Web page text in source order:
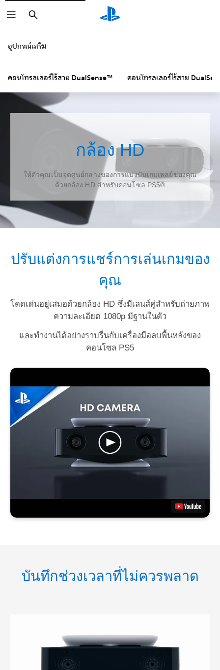
อุปกรณ์เสริม
คอนโทรลเลอร์ไร้สาย DualSense™ คอนโทรลเลอร์ไร้สาย
กล้อง HD
ให้ตัวคุณเป็นจุดศูนย์กลางของการแบ่งปันเกมเพลย์ของคุณ
ด้วยกล้อง HD สำหรับคอนโซล PS5®
ปรับแต่งการแชร์การเล่นเกมของ
คุณ
โดดเด่นอยู่เสมอด้วยกล้อง HD ซึ่งมีเลนส์คู่สำหรับถ่ายภาพ
ความละเอียด 1080p มีฐานในตัว
และทำงานได้อย่างราบรื่นกับเครื่องมือลบพื้นหลังของ
คอนโซล PS5
บันทึกช่วงเวลาที่ไม่ควรพลาด